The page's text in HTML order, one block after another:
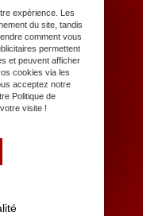
expérience. Les
du site, tandis
comment vous
permettent
et peuvent afficher
cookies via les
acceptez notre
Politique de
visite !